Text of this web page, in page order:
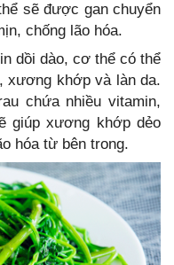
sẽ được gan chuyển
chống lão hóa.
dồi dào, cơ thể có thể
xương khớp và làn da.
chứa nhiều vitamin,
giúp xương khớp dẻo
hóa từ bên trong.